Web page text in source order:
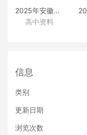
2025年安徽高考真题
（化学）
高中资料
信息
类别
更新日期
浏览次数